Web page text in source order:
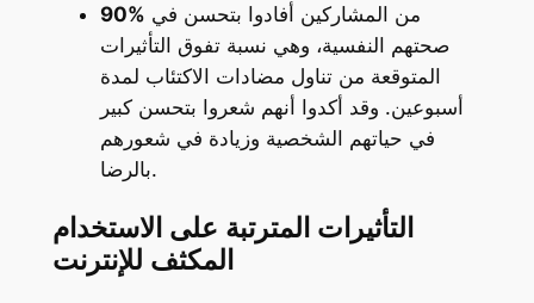
90%
صحتهم النفسية، وهي نسبة تفوق التأثيرات
المتوقعة من تناول مضادات الاكتئاب لمدة
أسبوعين. وقد أكدوا أنهم شعروا بتحسن كبير
في حياتهم الشخصية وزيادة في شعورهم
بالرضا.
التأثيرات المترتبة على الاستخدام
المكثف للإنترنت